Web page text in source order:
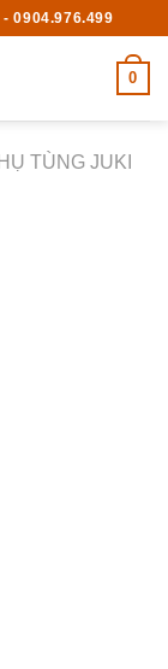
- 0904.976.499
0
TÙNG JUKI